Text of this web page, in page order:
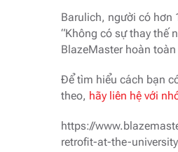
Barulich, người có hơn
“Không có sự thay thế
BlazeMaster hoàn
Để tìm hiểu cách bạn
theo, hãy liên hệ với
https://
retrofit-at-the-